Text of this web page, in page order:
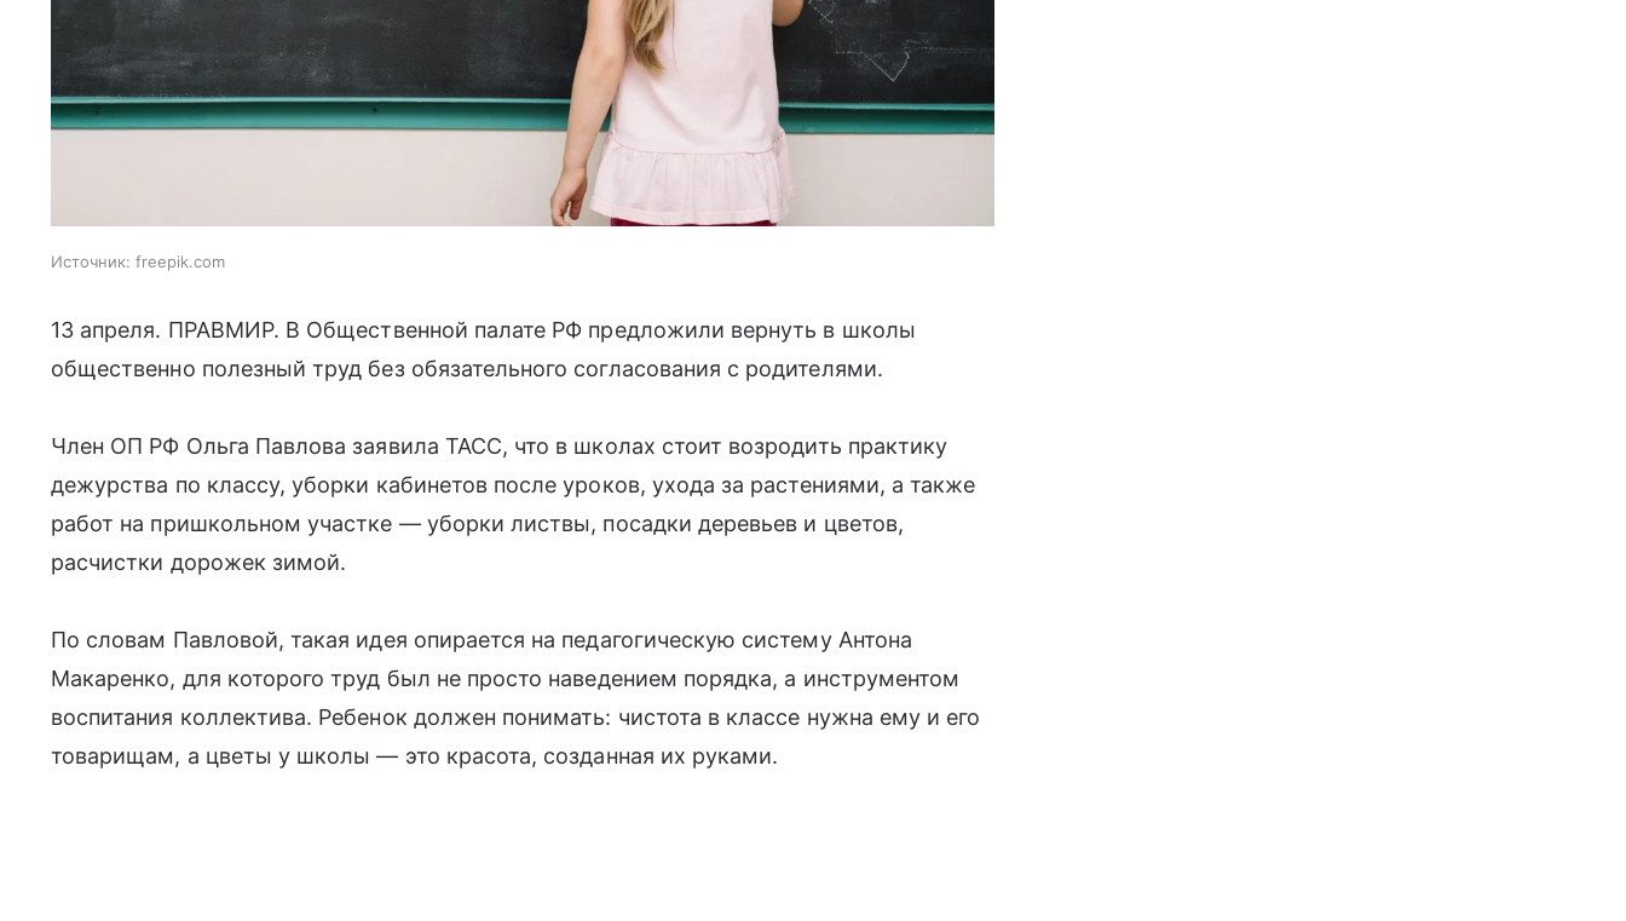
Источник: freepik.com
13 апреля. ПРАВМИР. В Общественной палате РФ предложили вернуть в школы
общественно полезный труд без обязательного согласования с родителями.
Член ОП РФ Ольга Павлова заявила ТАСС, что в школах стоит возродить практику
дежурства по классу, уборки кабинетов после уроков, ухода за растениями, а также
работ на пришкольном участке — уборки листвы, посадки деревьев и цветов,
расчистки дорожек зимой.
По словам Павловой, такая идея опирается на педагогическую систему Антона
Макаренко, для которого труд был не просто наведением порядка, а инструментом
воспитания коллектива. Ребенок должен понимать: чистота в классе нужна ему и его
товарищам, а цветы у школы — это красота, созданная их руками.